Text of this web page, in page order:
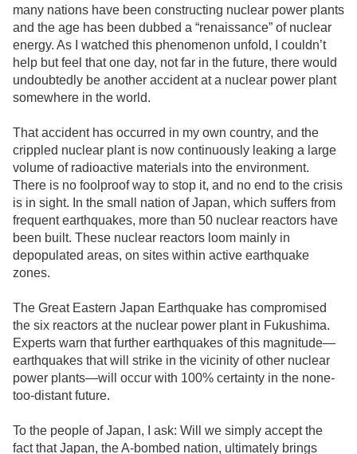
many nations have been constructing nuclear power plants
and the age has been dubbed a “renaissance” of nuclear
energy. As I watched this phenomenon unfold, I couldn’t
help but feel that one day, not far in the future, there would
undoubtedly be another accident at a nuclear power plant
somewhere in the world.
That accident has occurred in my own country, and the
crippled nuclear plant is now continuously leaking a large
volume of radioactive materials into the environment.
There is no foolproof way to stop it, and no end to the crisis
is in sight. In the small nation of Japan, which suffers from
frequent earthquakes, more than 50 nuclear reactors have
been built. These nuclear reactors loom mainly in
depopulated areas, on sites within active earthquake
zones.
The Great Eastern Japan Earthquake has compromised
the six reactors at the nuclear power plant in Fukushima.
Experts warn that further earthquakes of this magnitude—
earthquakes that will strike in the vicinity of other nuclear
power plants—will occur with 100% certainty in the none-
too-distant future.
To the people of Japan, I ask: Will we simply accept the
fact that Japan, the A-bombed nation, ultimately brings